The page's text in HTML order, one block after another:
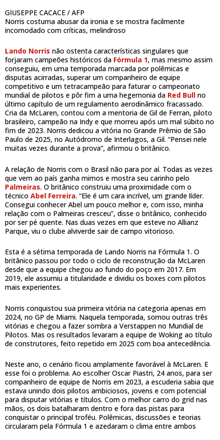
GIUSEPPE CACACE / AFP
Norris costuma abusar da ironia e se mostra facilmente
incomodado com críticas, melindroso
Lando Norris não ostenta características singulares que
forjaram campeões históricos da Fórmula 1, mas mesmo assim
conseguiu, em uma temporada marcada por polêmicas e
disputas acirradas, superar um companheiro de equipe
competitivo e um tetracampeão para faturar o campeonato
mundial de pilotos e pôr fim a uma hegemonia da Red Bull no
último capítulo de um regulamento aerodinâmico fracassado.
Cria da McLaren, contou com a mentoria de Gil de Ferran, piloto
brasileiro, campeão na Indy e que morreu após um mal súbito no
fim de 2023. Norris dedicou a vitória no Grande Prêmio de São
Paulo de 2025, no Autódromo de Interlagos, a Gil. “Pensei nele
muitas vezes durante a prova”, afirmou o britânico.
A relação de Norris com o Brasil não para por aí. Todas as vezes
que vem ao país ganha mimos e mostra seu carinho pelo
Palmeiras. O britânico construiu uma proximidade com o
técnico Abel Ferreira. “Ele é um cara incrível, um grande líder.
Consegui conhecer Abel um pouco melhor e, com isso, minha
relação com o Palmeiras cresceu”, disse o britânico, conhecido
por ser pé quente. Nas duas vezes em que esteve no Allianz
Parque, viu o clube alviverde sair de campo vitorioso.
Esta é a sétima temporada de Lando Norris na Fórmula 1. O
britânico passou por todo o ciclo de reconstrução da McLaren
desde que a equipe chegou ao fundo do poço em 2017. Em
2019, ele assumiu a titularidade e dividiu os boxes com pilotos
mais experientes.
Norris conquistou sua primeira vitória na categoria apenas em
2024, no GP de Miami. Naquela temporada, somou outras três
vitórias e chegou a fazer sombra a Verstappen no Mundial de
Pilotos. Mas os resultados levaram a equipe de Woking ao título
de construtores, feito repetido em 2025 com boa antecedência.
Neste ano, o cenário ficou amplamente favorável à McLaren. E
esse foi o problema. Ao escolher Oscar Piastri, 24 anos, para ser
companheiro de equipe de Norris em 2023, a escuderia sabia que
estava unindo dois pilotos ambiciosos, jovens e com potencial
para disputar vitórias e títulos. Com o melhor carro do grid nas
mãos, os dois batalharam dentro e fora das pistas para
conquistar o principal troféu. Polêmicas, discussões e teorias
circularam pela Fórmula 1 e azedaram o clima entre ambos